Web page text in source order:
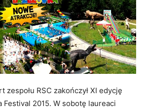
zespołu RSC zakończył XI edycję
Festival 2015. W sobotę laureaci